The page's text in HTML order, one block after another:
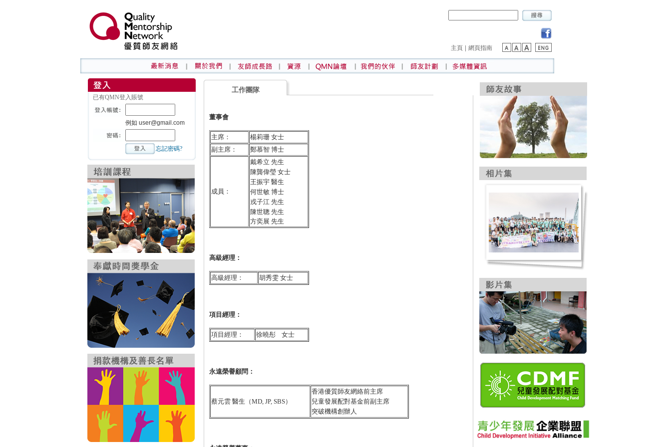
主頁 | 網頁指南
已有QMN登入賬號
例如 user@gmail.com
忘記密碼?
工作團隊
董事會
主席：
楊莉珊 女士
副主席：
鄭慕智 博士
成員：
戴希立 先生
陳龔偉瑩 女士
王振宇 醫生
何世敏 博士
戎子江 先生
陳世聰 先生
方奕展 先生
高級經理 ：
高級經理： 胡秀雯 女士
項目經理：
項目經理： 徐曉彤 女士
永遠榮譽顧問 ：
蔡元雲 醫生（MD, JP, SBS）
香港優質師友網絡前主席
兒童發展配對基金前副主席
突破機構創辦人